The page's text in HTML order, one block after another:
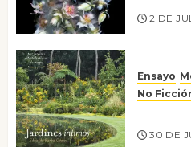
2 DE
Ensayo
No
30 DE